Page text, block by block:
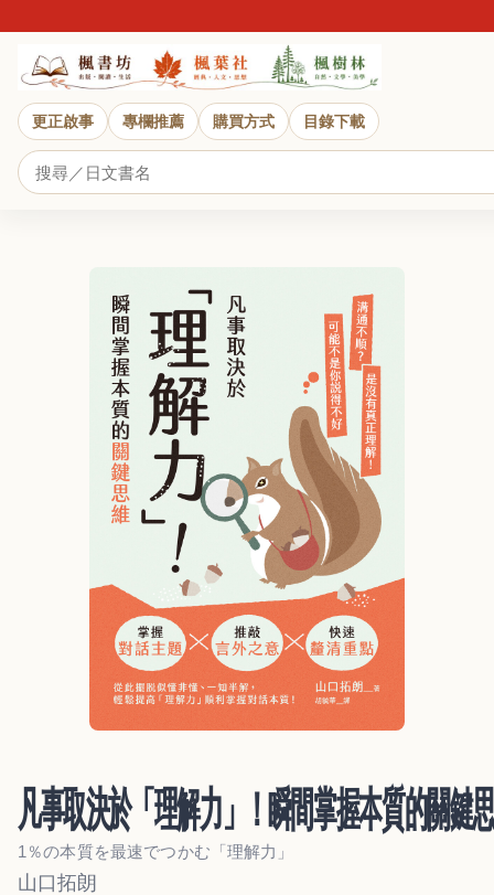
更正啟事 專欄推薦 購買方式 目錄下載
凡事取決於「理解力」！瞬間掌握本質的關鍵
1％の本質を最速でつかむ「理解力」
山口拓朗